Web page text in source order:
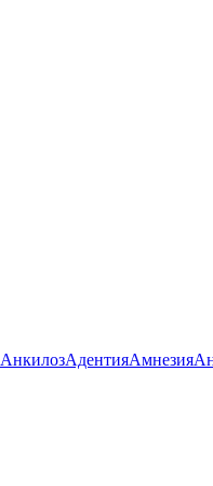
АнкилозАдентияАмнезия